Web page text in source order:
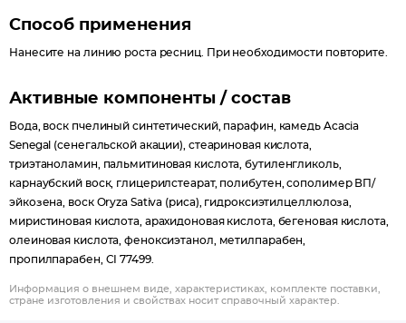
Способ применения
Нанесите на линию роста ресниц. При необходимости повторите.
Активные компоненты / состав
Вода, воск пчелиный синтетический, парафин, камедь Acacia
Senegal (сенегальской акации), стеариновая кислота,
триэтаноламин, пальмитиновая кислота, бутиленгликоль,
карнаубский воск, глицерилстеарат, полибутен, сополимер ВП/
эйкозена, воск Oryza Sativa (риса), гидроксиэтилцеллюлоза,
миристиновая кислота, арахидоновая кислота, бегеновая кислота,
олеиновая кислота, феноксиэтанол, метилпарабен,
пропилпарабен, CI 77499.
Информация о внешнем виде, характеристиках, комплекте поставки,
стране изготовления и свойствах носит справочный характер.